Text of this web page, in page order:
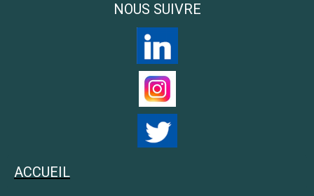
NOUS SUIVRE
ACCUEIL